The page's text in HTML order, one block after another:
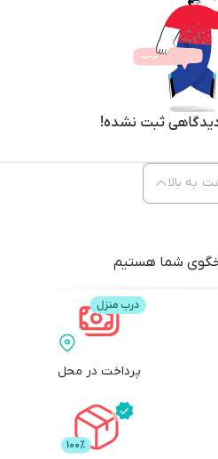
ثبت نشده!
شما هستیم
به بالا
پرداخت در محل